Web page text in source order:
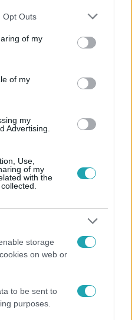
uses one or more Google
behaviour. You may click to
and its third-party tags to
purposes in below Google
Opt Outs
of my
of my
my
Advertising.
Use,
of my
with the
storage
on web or
to be sent to
purposes.
a friss
is!
ADATIGÉNYLÉS